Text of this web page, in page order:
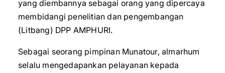
yang diembannya sebagai orang yang dipercaya
membidangi penelitian dan pengembangan
(Litbang) DPP AMPHURI.
Sebagai seorang pimpinan Munatour, almarhum
selalu mengedapankan pelayanan kepada